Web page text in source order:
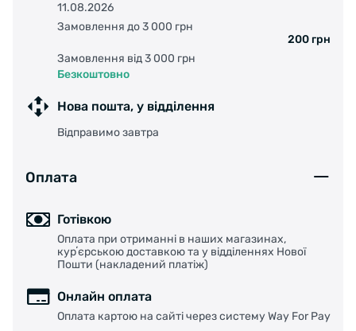
11.08.2026
Замовлення до 3 000 грн
200 грн
Замовлення від 3 000 грн
Безкоштовно
Нова пошта, у відділення
Відправимо завтра
Оплата
Готівкою
Оплата при отриманні в наших магазинах,
курʼєрською доставкою та у відділеннях Нової
Пошти (накладений платіж)
Онлайн оплата
Оплата картою на сайті через систему Way For Pay